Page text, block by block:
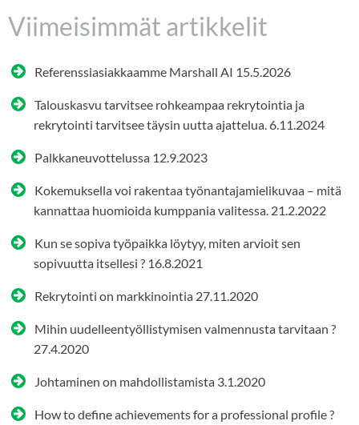
Viimeisimmät artikkelit
Referenssiasiakkaamme Marshall AI 15.5.2026
Talouskasvu tarvitsee rohkeampaa rekrytointia ja
rekrytointi tarvitsee täysin uutta ajattelua. 6.11.2024
Palkkaneuvottelussa 12.9.2023
Kokemuksella voi rakentaa työnantajamielikuvaa – mitä
kannattaa huomioida kumppania valitessa. 21.2.2022
Kun se sopiva työpaikka löytyy, miten arvioit sen
sopivuutta itsellesi ? 16.8.2021
Rekrytointi on markkinointia 27.11.2020
Mihin uudelleentyöllistymisen valmennusta tarvitaan ?
27.4.2020
Johtaminen on mahdollistamista 3.1.2020
How to define achievements for a professional profile ?